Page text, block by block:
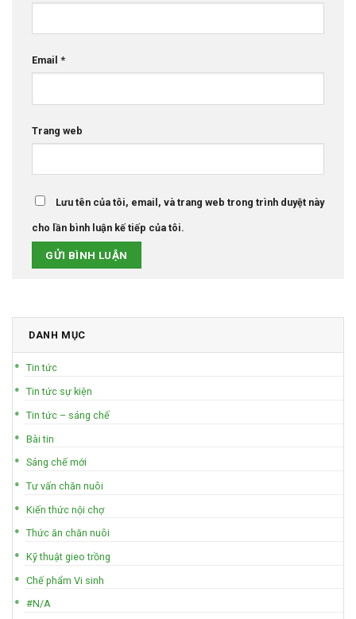
Email *
Trang web
Lưu tên của tôi, email, và trang web trong trình duyệt này
cho lần bình luận kế tiếp của tôi.
DANH MỤC
Tin tức
Tin tức sự kiện
Tin tức – sáng chế
Bài tin
Sáng chế mới
Tư vấn chăn nuôi
Kiến thức nội chợ
Thức ăn chăn nuôi
Kỹ thuật gieo trồng
Chế phẩm Vi sinh
#N/A